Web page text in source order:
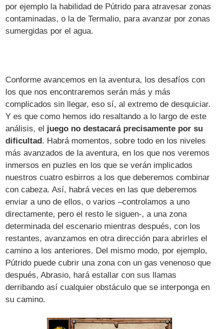
por ejemplo la habilidad de Pútrido para atravesar zonas
contaminadas, o la de Termalio, para avanzar por zonas
sumergidas por el agua.
Conforme avancemos en la aventura, los desafíos con
los que nos encontraremos serán más y más
complicados sin llegar, eso sí, al extremo de desquiciar.
Y es que como hemos ido resaltando a lo largo de este
análisis, el juego no destacará precisamente por su
dificultad. Habrá momentos, sobre todo en los niveles
más avanzados de la aventura, en los que nos veremos
inmersos en puzles en los que se verán implicados
nuestros cuatro esbirros a los que deberemos combinar
con cabeza. Así, habrá veces en las que deberemos
enviar a uno de ellos, o varios –controlamos a uno
directamente, pero el resto le siguen-, a una zona
determinada del escenario mientras después, con los
restantes, avanzamos en otra dirección para abrirles el
camino a los anteriores. Del mismo modo, por ejemplo,
Pútrido puede cubrir una zona con un gas venenoso que
después, Abrasio, hará estallar con sus llamas
derribando así cualquier obstáculo que se interponga en
su camino.